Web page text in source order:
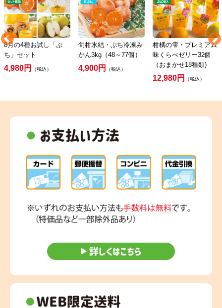
8月の4種お試し「ぷ
ち」セット
4,980円 （税込）
旬柑氷結・ぷち冷凍み
かん3kg（48～77個）
4,900円 （税込）
柑橘の雫・プレミアム
味くらべゼリー32個
（おまかせ18種類)
12,980円 （税込）